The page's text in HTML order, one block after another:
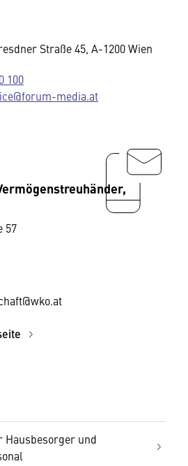
Straße 45, A-1200 Wien
100
media.at
57
Hausbesorger und